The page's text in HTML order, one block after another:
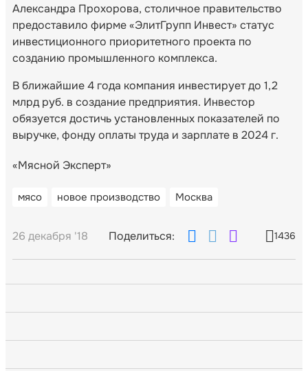
Александра Прохорова, столичное правительство
предоставило фирме «ЭлитГрупп Инвест» статус
инвестиционного приоритетного проекта по
созданию промышленного комплекса.
В ближайшие 4 года компания инвестирует до 1,2
млрд руб. в создание предприятия. Инвестор
обязуется достичь установленных показателей по
выручке, фонду оплаты труда и зарплате в 2024 г.
«Мясной Эксперт»
мясо новое производство Москва
26 декабря '18 Поделиться: 1436